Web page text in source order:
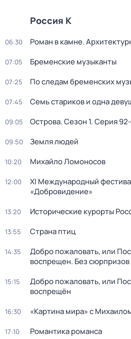
Россия К
06:30 Роман в камне.
07:05 Бременские музыканты
07:25 По следам бременских
07:45 Семь стариков и одна
09:05 Острова. Сезон 1. Серия
09:50 Земля людей
10:20 Михайло Ломоносов
12:00
XI Международный
«Добровидение»
13:20 Исторические курорты
13:55 Страна птиц
14:35
Добро пожаловать, или
воспрещен. Без
15:15
Добро пожаловать, или
воспрещён
16:30 «Картина мира» с
17:10 Романтика романса